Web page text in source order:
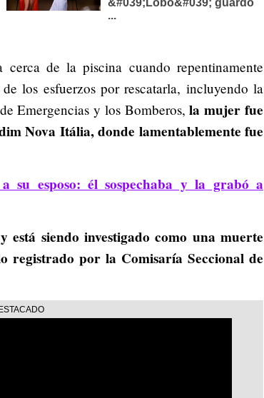
de la piscina cuando repentinamente
los esfuerzos por rescatarla, incluyendo la
Emergencias y los Bomberos,la mujer fue
Nova Itália, donde lamentablemente fue
su esposo: él sospechaba y la grabó a
y está siendo investigado como una muerte
registrado por la Comisaría Seccional de